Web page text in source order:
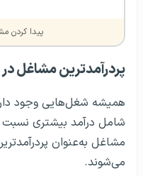
پیدا کردن
پردرآمدترین مشاغل
همیشه شغل‌هایی وجود
شامل درآمد بیشتری
مشاغل به‌عنوان
می‌شوند.